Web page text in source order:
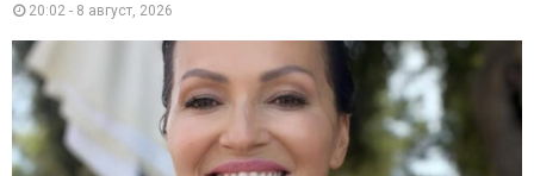
20:02 - 8 август, 2026